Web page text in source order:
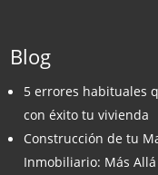
Blog
5 errores habituales
con éxito tu vivienda
Construcción de tu
Inmobiliario: Más